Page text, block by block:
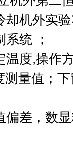
却机外实
统 ；
温度,操作
测量值；
偏差，数